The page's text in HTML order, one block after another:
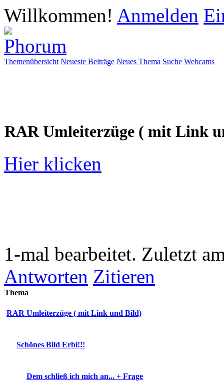
Willkommen! Anmelden
Themenübersicht Neueste Beiträge Neues Thema Suche Webcams
RAR Umleiterzüge ( mit Link
Hier klicken
1-mal bearbeitet. Zuletzt
Antworten Zitieren
Thema
RAR Umleiterzüge ( mit Link und Bild)
Schönes Bild Erbi!!!
Dem schließ ich mich an... + Frage